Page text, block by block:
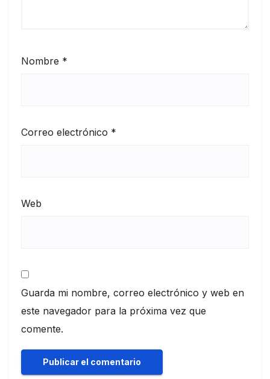
Nombre *
Correo electrónico *
Web
Guarda mi nombre, correo electrónico y web en
este navegador para la próxima vez que
comente.